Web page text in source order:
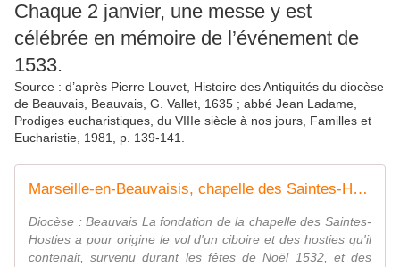
Chaque 2 janvier, une messe y est
célébrée en mémoire de l’événement de
1533.
Source : d’après Pierre Louvet, Histoire des Antiquités du diocèse
de Beauvais, Beauvais, G. Vallet, 1635 ; abbé Jean Ladame,
Prodiges eucharistiques, du VIIIe siècle à nos jours, Familles et
Eucharistie, 1981, p. 139-141.
Marseille-en-Beauvaisis, chapelle des Saintes-Hosties
Diocèse : Beauvais La fondation de la chapelle des Saintes-
Hosties a pour origine le vol d'un ciboire et des hosties qu'il
contenait, survenu durant les fêtes de Noël 1532, et des